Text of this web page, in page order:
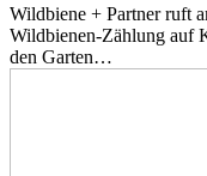
Wildbiene + Partner ruft
Wildbienen-Zählung auf
den Garten…